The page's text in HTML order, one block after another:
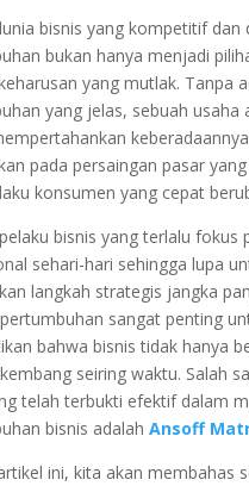
bisnis yang kompetitif dan
bukan hanya menjadi
yang mutlak. Tanpa
yang jelas, sebuah usaha
pada persaingan pasar
konsumen yang cepat
bisnis yang terlalu fokus
sehari-hari sehingga lupa
langkah strategis jangka
sangat penting
bahwa bisnis tidak hanya
seiring waktu. Salah
telah terbukti efektif dalam
bisnis adalah Ansoff
ini, kita akan membahas